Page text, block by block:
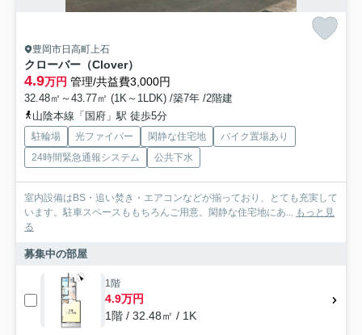
豊岡市日高町上石
クローバー（Clover）
4.9万円 管理/共益費3,000円
32.48㎡～43.77㎡ (1K～1LDK) /築7年 /2階建
山陰本線「国府」駅 徒歩5分
駐輪場 光ファイバー 閑静な住宅地
バイク置場あり
24時間緊急通報システム
公共下水
室内設備はBS・追い焚き・エアコンなどが揃っており、とても充実して
います。駐車スペースももちろんご用意。閑静な住宅地にあ... もっと見
る
募集中の部屋
1階
4.9万円
1階 / 32.48㎡ / 1K